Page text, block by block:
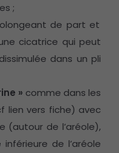
;
de part et
cicatrice qui peut
dans un pli
» comme dans les
lien vers fiche) avec
(autour de l’aréole),
de l’aréole